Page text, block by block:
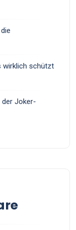
wirklich schützt
der Joker-